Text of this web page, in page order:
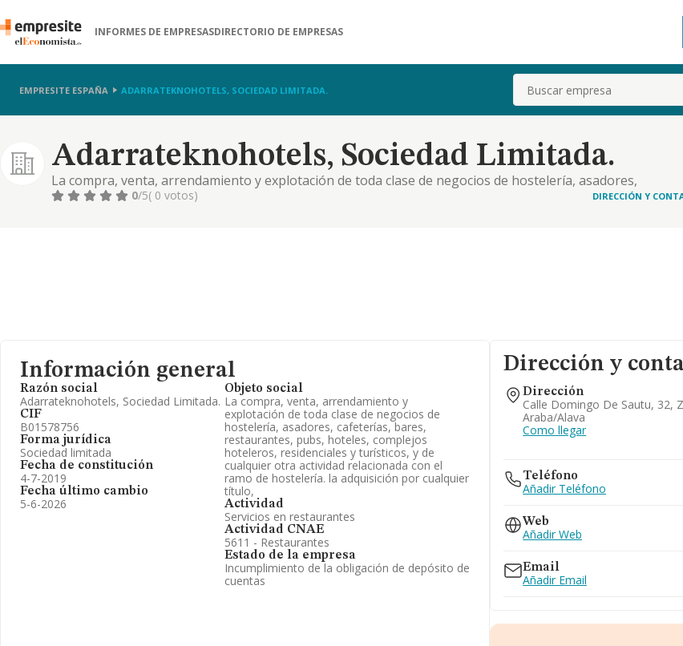
INFORMES DE EMPRESASDIRECTORIO DE EMPRESAS
EMPRESITE ESPAÑA ADARRATEKNOHOTELS, SOCIEDAD LIMITADA. Buscar
Adarrateknohotels, Sociedad Limitada.
La compra, venta, arrendamiento y explotación de toda clase de negocios de hostelería, asadores,
cafeterías, bares, restaurantes, pubs, hoteles, complejos hoteleros, residenciales y turísticos, y de
0/5( 0 votos) DIRECCIÓN Y
Información general
Razón social
Adarrateknohotels, Sociedad Limitada.
CIF
B01578756
Forma jurídica
Sociedad limitada
Fecha de constitución
4-7-2019
Fecha último cambio
5-6-2026
Objeto social
La compra, venta, arrendamiento y
explotación de toda clase de negocios de
hostelería, asadores, cafeterías, bares,
restaurantes, pubs, hoteles, complejos
hoteleros, residenciales y turísticos, y de
cualquier otra actividad relacionada con el
ramo de hostelería. la adquisición por cualquier
título,
Actividad
Servicios en restaurantes
Actividad CNAE
5611 - Restaurantes
Estado de la empresa
Incumplimiento de la obligación de depósito de
cuentas
Dirección y
Dirección
Calle Domingo De Sautu, 32,
Araba/alava
Como llegar
Teléfono
Añadir Teléfono
Web
Añadir Web
Email
Añadir Email